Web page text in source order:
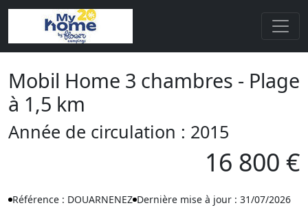
Mobil Home 3 chambres - Plage
à 1,5 km
Année de circulation : 2015
16 800 €
Référence : DOUARNENEZ Dernière mise à jour : 31/07/2026